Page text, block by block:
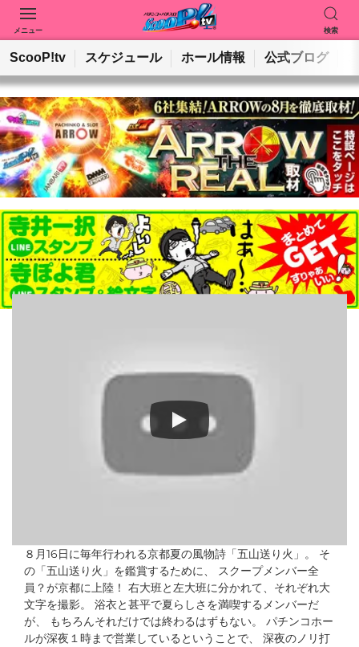
メニュー 検索
動画を検索 ホールを検索
検索
ScooP!tv スケジュール ホール情報 公式ブログ
８月16日に毎年行われる京都夏の風物詩「五山送り火」。 そ
の「五山送り火」を鑑賞するために、 スクープメンバー全
員？が京都に上陸！ 右大班と左大班に分かれて、それぞれ大
文字を撮影。 浴衣と甚平で夏らしさを満喫するメンバーだ
が、 もちろんそれだけでは終わるはずもない。 パチンコホー
ルが深夜１時まで営業しているということで、 深夜のノリ打